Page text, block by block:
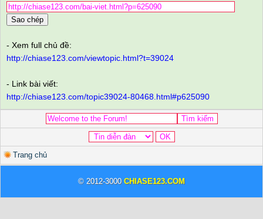
Sao chép
- Xem full chủ đề:
http://chiase123.com/viewtopic.html?t=39024
- Link bài viết:
http://chiase123.com/topic39024-80468.html#p625090
Trang chủ
© 2012-3000 CHIASE123.COM